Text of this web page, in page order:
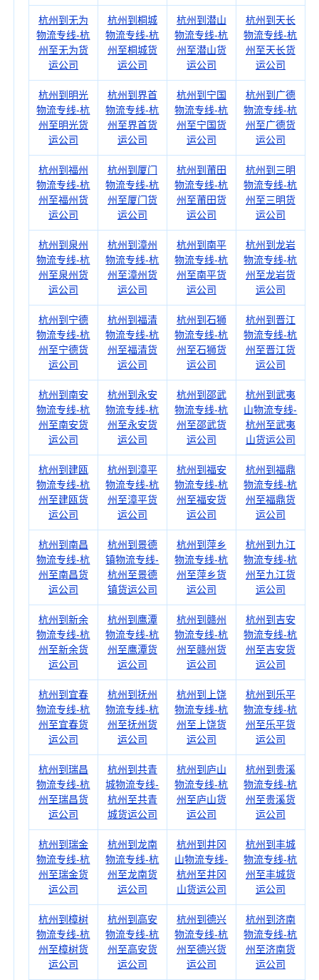
杭州到无为
物流专线-杭
州至无为货
运公司
杭州到桐城
物流专线-杭
州至桐城货
运公司
杭州到潜山
物流专线-杭
州至潜山货
运公司
杭州到天长
物流专线-杭
州至天长货
运公司
杭州到明光
物流专线-杭
州至明光货
运公司
杭州到界首
物流专线-杭
州至界首货
运公司
杭州到宁国
物流专线-杭
州至宁国货
运公司
杭州到广德
物流专线-杭
州至广德货
运公司
杭州到福州
物流专线-杭
州至福州货
运公司
杭州到厦门
物流专线-杭
州至厦门货
运公司
杭州到莆田
物流专线-杭
州至莆田货
运公司
杭州到三明
物流专线-杭
州至三明货
运公司
杭州到泉州
物流专线-杭
州至泉州货
运公司
杭州到漳州
物流专线-杭
州至漳州货
运公司
杭州到南平
物流专线-杭
州至南平货
运公司
杭州到龙岩
物流专线-杭
州至龙岩货
运公司
杭州到宁德
物流专线-杭
州至宁德货
运公司
杭州到福清
物流专线-杭
州至福清货
运公司
杭州到石狮
物流专线-杭
州至石狮货
运公司
杭州到晋江
物流专线-杭
州至晋江货
运公司
杭州到南安
物流专线-杭
州至南安货
运公司
杭州到永安
物流专线-杭
州至永安货
运公司
杭州到邵武
物流专线-杭
州至邵武货
运公司
杭州到武夷
山物流专线-
杭州至武夷
山货运公司
杭州到建瓯
物流专线-杭
州至建瓯货
运公司
杭州到漳平
物流专线-杭
州至漳平货
运公司
杭州到福安
物流专线-杭
州至福安货
运公司
杭州到福鼎
物流专线-杭
州至福鼎货
运公司
杭州到南昌
物流专线-杭
州至南昌货
运公司
杭州到景德
镇物流专线-
杭州至景德
镇货运公司
杭州到萍乡
物流专线-杭
州至萍乡货
运公司
杭州到九江
物流专线-杭
州至九江货
运公司
杭州到新余
物流专线-杭
州至新余货
运公司
杭州到鹰潭
物流专线-杭
州至鹰潭货
运公司
杭州到赣州
物流专线-杭
州至赣州货
运公司
杭州到吉安
物流专线-杭
州至吉安货
运公司
杭州到宜春
物流专线-杭
州至宜春货
运公司
杭州到抚州
物流专线-杭
州至抚州货
运公司
杭州到上饶
物流专线-杭
州至上饶货
运公司
杭州到乐平
物流专线-杭
州至乐平货
运公司
杭州到瑞昌
物流专线-杭
州至瑞昌货
运公司
杭州到共青
城物流专线-
杭州至共青
城货运公司
杭州到庐山
物流专线-杭
州至庐山货
运公司
杭州到贵溪
物流专线-杭
州至贵溪货
运公司
杭州到瑞金
物流专线-杭
州至瑞金货
运公司
杭州到龙南
物流专线-杭
州至龙南货
运公司
杭州到井冈
山物流专线-
杭州至井冈
山货运公司
杭州到丰城
物流专线-杭
州至丰城货
运公司
杭州到樟树
物流专线-杭
州至樟树货
运公司
杭州到高安
物流专线-杭
州至高安货
运公司
杭州到德兴
物流专线-杭
州至德兴货
运公司
杭州到济南
物流专线-杭
州至济南货
运公司